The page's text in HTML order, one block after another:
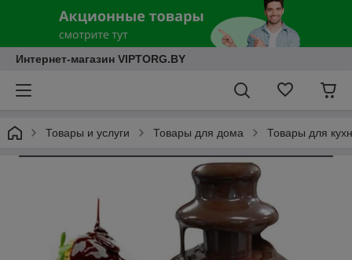
Интернет-магазин VIPTORG.BY
Товары и услуги Товары для дома Товары для